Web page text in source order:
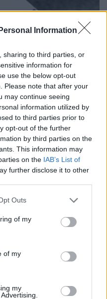
Information
sharing to third parties, or
information for
use the below opt-out
Please note that after your
may continue seeing
information utilized by
to third parties prior to
opt-out of the further
by third parties on the
This information may
on the IAB’s List of
further disclose it to other
uses one or more Google
You may click to
its third-party tags to
purposes in below Google
Outs
of my
of my
my
áthallásokkal
baloldali összefogás
fásult népétől, ...
felejt